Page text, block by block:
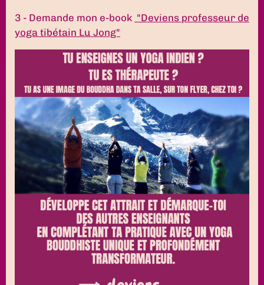
3 - Demande mon e-book "Deviens professeur de
yoga tibétain Lu Jong"